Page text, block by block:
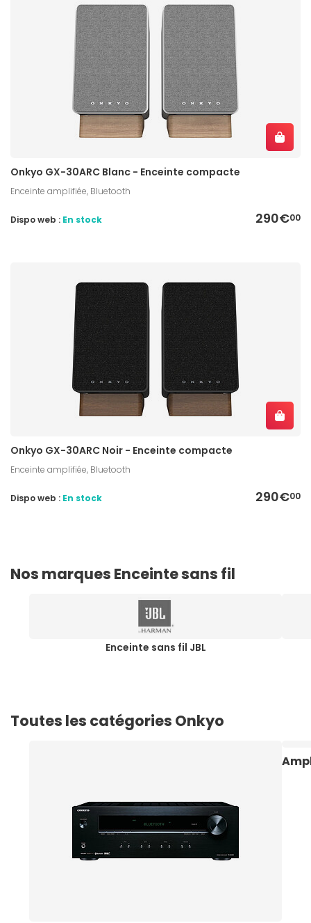
Onkyo GX-30ARC Blanc - Enceinte compacte
Enceinte amplifiée, Bluetooth
290€00
Dispo web : En stock
Onkyo GX-30ARC Noir - Enceinte compacte
Enceinte amplifiée, Bluetooth
290€00
Dispo web : En stock
Nos marques Enceinte sans fil
Enceinte sans fil JBL
Toutes les catégories Onkyo